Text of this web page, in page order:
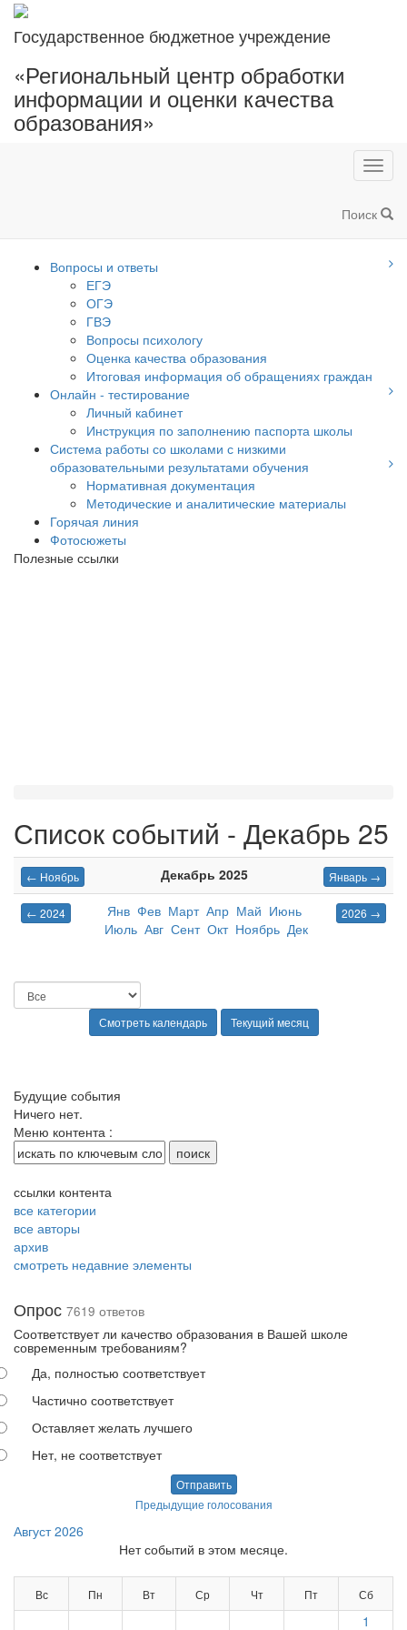
Государственное бюджетное учреждение
«Региональный центр обработки
информации и оценки качества
образования»
Поиск
Вопросы и ответы
ЕГЭ
ОГЭ
ГВЭ
Вопросы психологу
Оценка качества образования
Итоговая информация об обращениях граждан
Онлайн - тестирование
Личный кабинет
Инструкция по заполнению паспорта школы
Система работы со школами с низкими
образовательными результатами обучения
Нормативная документация
Методические и аналитические материалы
Горячая линия
Фотосюжеты
Полезные ссылки
Список событий - Декабрь 25
← Ноябрь Декабрь 2025 Январь →
← 2024 Янв Фев Март Апр Май Июнь
Июль Авг Сент Окт Ноябрь Дек
2026 →
Будущие события
Ничего нет.
Меню контента :
ссылки контента
все категории
все авторы
архив
смотреть недавние элементы
Опрос 7619 ответов
Соответствует ли качество образования в Вашей школе
современным требованиям?
Да, полностью соответствует
Частично соответствует
Оставляет желать лучшего
Нет, не соответствует
Отправить
Предыдущие голосования
Август 2026
Нет событий в этом месяце.
Вс Пн Вт Ср Чт Пт Сб
1